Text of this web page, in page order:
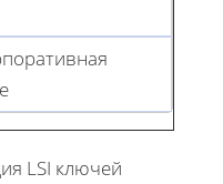
LSI ключей